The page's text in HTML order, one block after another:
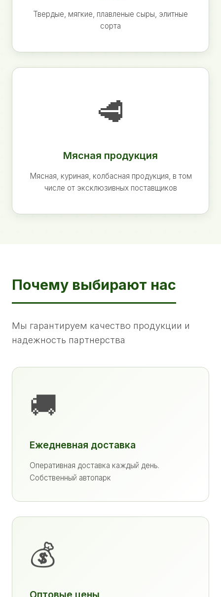
Твердые, мягкие, плавленые сыры, элитные
сорта
🥩
Мясная продукция
Мясная, куриная, колбасная продукция, в том
числе от эксклюзивных поставщиков
Почему выбирают нас
Мы гарантируем качество продукции и
надежность партнерства
🚚
Ежедневная доставка
Оперативная доставка каждый день.
Собственный автопарк
💰
Оптовые цены